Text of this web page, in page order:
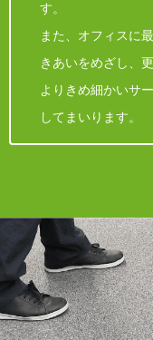
す。
また、オフィスに
きあいをめざし、
よりきめ細かいサ
してまいります。